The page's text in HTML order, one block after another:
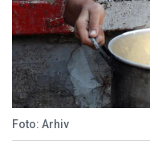
Foto: Arhiv